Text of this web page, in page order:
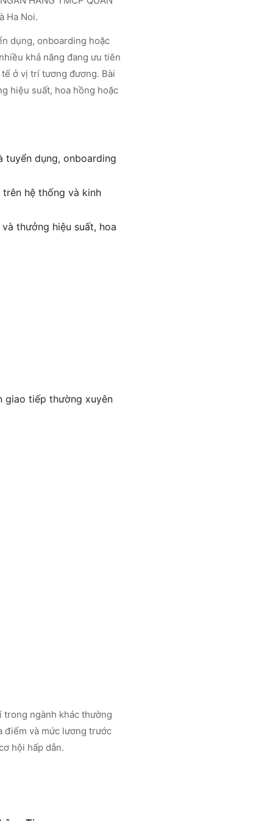
Ha Noi.
dụng, onboarding hoặc
khả năng đang ưu tiên
ở vị trí tương đương. Bài
hiệu suất, hoa hồng hoặc
tuyển dụng, onboarding
hệ thống và kinh
thưởng hiệu suất, hoa
giao tiếp thường xuyên
trong ngành khác thường
điểm và mức lương trước
hội hấp dẫn.